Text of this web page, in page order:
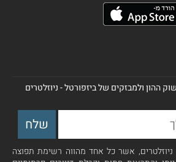
ההון ולמבזקים של ביזפורטל - ניוזלטרים
אשר כל אחד מהווה רשימת תפוצה